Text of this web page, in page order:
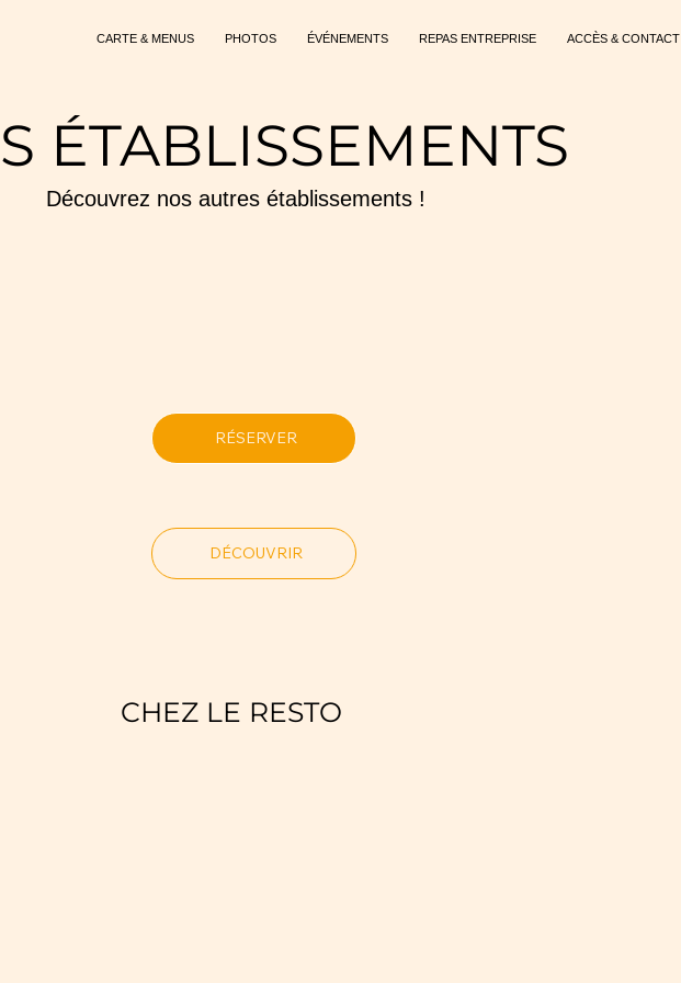
CARTE & MENUS PHOTOS ÉVÉNEMENTS REPAS ENTREPRISE ACCÈS & CONTACT
ÉTABLISSEMENTS
Découvrez nos autres établissements !
CHEZ LE RESTO
RÉSERVER
DÉCOUVRIR